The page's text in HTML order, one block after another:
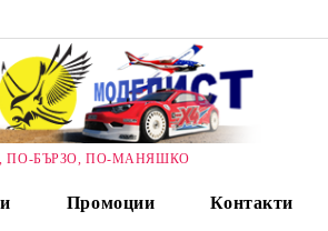
ПО-БЪРЗО, ПО-МАНЯШКО
Промоции Контакти